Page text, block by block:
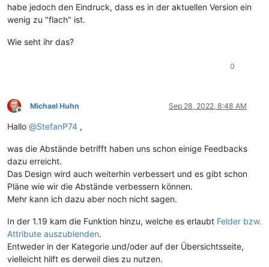
habe jedoch den Eindruck, dass es in der aktuellen Version ein
wenig zu "flach" ist.
Wie seht ihr das?
0
Offline
Michael Huhn Sep 28, 2022, 8:48 AM
Hallo @StefanP74 ,
was die Abstände betrifft haben uns schon einige Feedbacks
dazu erreicht.
Das Design wird auch weiterhin verbessert und es gibt schon
Pläne wie wir die Abstände verbessern können.
Mehr kann ich dazu aber noch nicht sagen.
In der 1.19 kam die Funktion hinzu, welche es erlaubt Felder bzw.
Attribute auszublenden.
Entweder in der Kategorie und/oder auf der Übersichtsseite,
vielleicht hilft es derweil dies zu nutzen.